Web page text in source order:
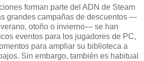
forman parte del ADN de Steam
grandes campañas de descuentos —
otoño o invierno— se han
eventos para los jugadores de PC,
para ampliar su biblioteca a
Sin embargo, también es habitual